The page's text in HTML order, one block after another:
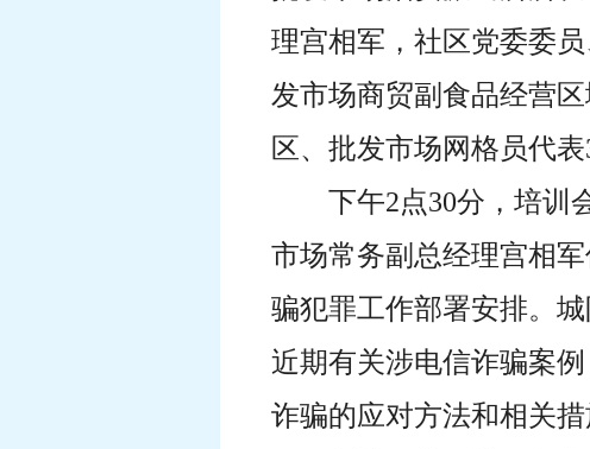
理宫相军，社区党委委
发市场商贸副食品经营
区、批发市场网格员代表
下午2点30分，培训
市场常务副总经理宫相
骗犯罪工作部署安排。
近期有关涉电信诈骗案
诈骗的应对方法和相关措